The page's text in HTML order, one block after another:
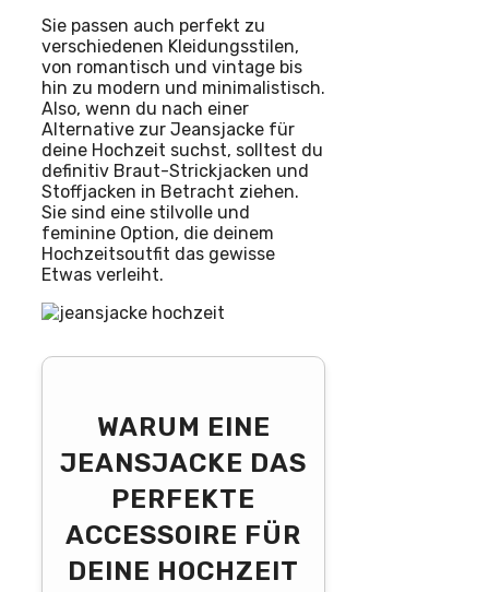
Sie passen auch perfekt zu
verschiedenen Kleidungsstilen,
von romantisch und vintage bis
hin zu modern und minimalistisch.
Also, wenn du nach einer
Alternative zur Jeansjacke für
deine Hochzeit suchst, solltest du
definitiv Braut-Strickjacken und
Stoffjacken in Betracht ziehen.
Sie sind eine stilvolle und
feminine Option, die deinem
Hochzeitsoutfit das gewisse
Etwas verleiht.
WARUM EINE
JEANSJACKE DAS
PERFEKTE
ACCESSOIRE FÜR
DEINE HOCHZEIT